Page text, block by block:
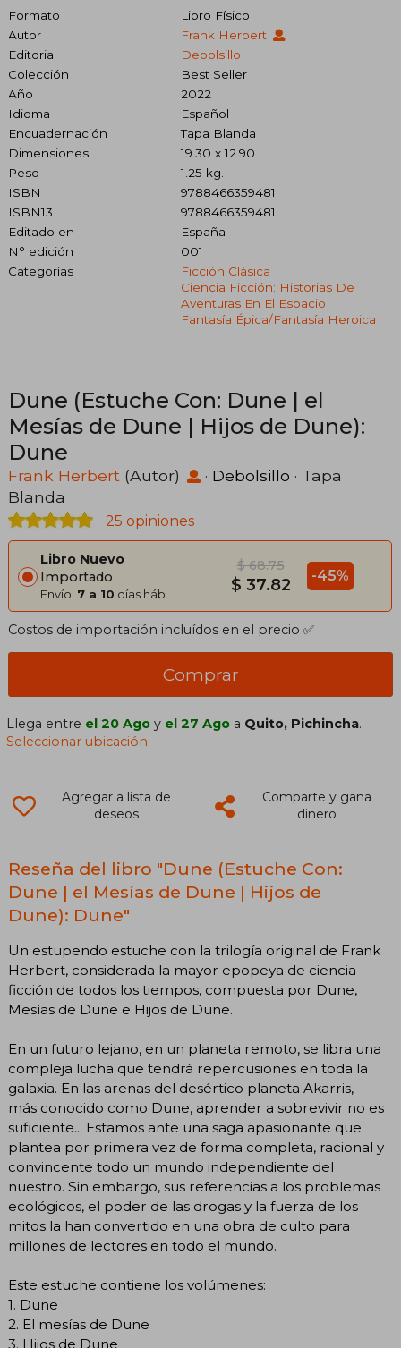
Formato
Libro Físico
Autor
Frank Herbert
Editorial
Debolsillo
Colección
Best Seller
Año
2022
Idioma
Español
Encuadernación
Tapa Blanda
Dimensiones
19.30 x 12.90
Peso
1.25 kg.
ISBN
9788466359481
ISBN13
9788466359481
Editado en
España
N° edición
001
Categorías
Ficción Clásica
Ciencia Ficción: Historias De
Aventuras En El Espacio
Fantasía Épica/fantasía Heroica
Dune (Estuche Con: Dune | el
Mesías de Dune | Hijos de Dune):
Dune
Frank Herbert (Autor) · Debolsillo · Tapa
Blanda
25 opiniones
Libro Nuevo
Importado
Envío: 7 a 10 días háb.
$ 68.75
$ 37.82 -45%
Costos de importación incluídos en el precio ✅
Comprar
Llega entre el 20 Ago y el 27 Ago a Quito, Pichincha.
Seleccionar ubicación
Agregar a lista de
deseos
Comparte y gana
dinero
Reseña del libro "Dune (Estuche Con:
Dune | el Mesías de Dune | Hijos de
Dune): Dune"
Un estupendo estuche con la trilogía original de Frank
Herbert, considerada la mayor epopeya de ciencia
ficción de todos los tiempos, compuesta por Dune,
Mesías de Dune e Hijos de Dune.
En un futuro lejano, en un planeta remoto, se libra una
compleja lucha que tendrá repercusiones en toda la
galaxia. En las arenas del desértico planeta Akarris,
más conocido como Dune, aprender a sobrevivir no es
suficiente... Estamos ante una saga apasionante que
plantea por primera vez de forma completa, racional y
convincente todo un mundo independiente del
nuestro. Sin embargo, sus referencias a los problemas
ecológicos, el poder de las drogas y la fuerza de los
mitos la han convertido en una obra de culto para
millones de lectores en todo el mundo.
Este estuche contiene los volúmenes:
1. Dune
2. El mesías de Dune
3. Hijos de Dune